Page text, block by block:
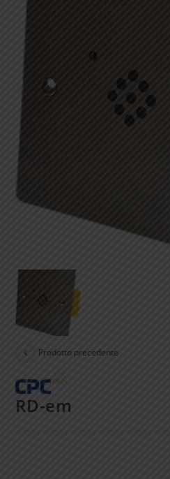
Prodotto precedente
RD-em